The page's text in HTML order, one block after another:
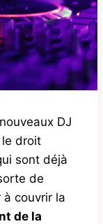
DJ
droit
sont déjà
de
couvrir la
de la